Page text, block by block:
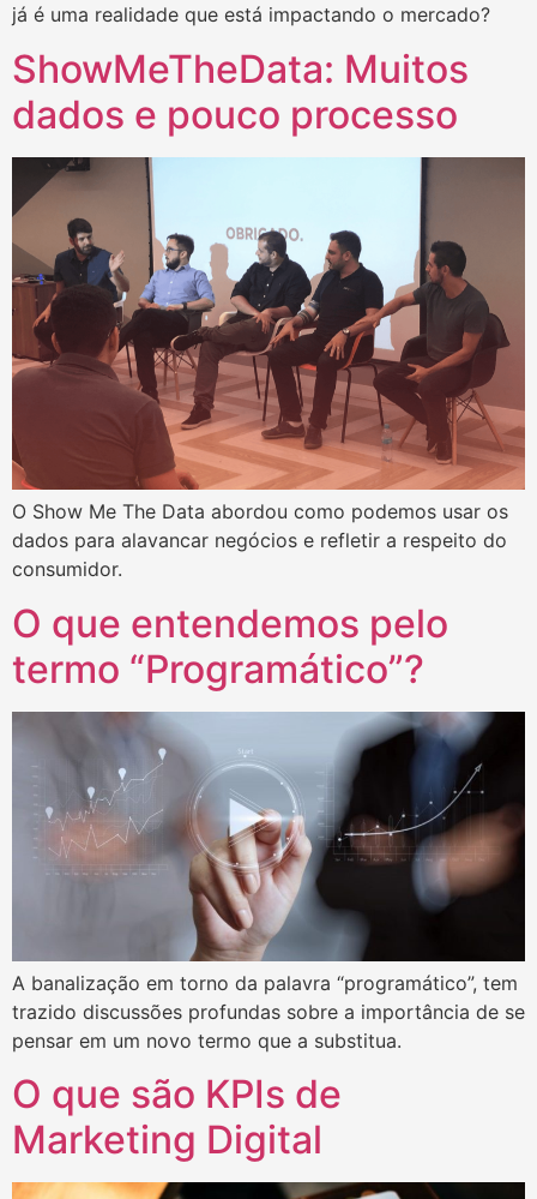
já é uma realidade que está impactando o mercado?
ShowMeTheData: Muitos
dados e pouco processo
O Show Me The Data abordou como podemos usar os
dados para alavancar negócios e refletir a respeito do
consumidor.
O que entendemos pelo
termo “Programático”?
A banalização em torno da palavra “programático”, tem
trazido discussões profundas sobre a importância de se
pensar em um novo termo que a substitua.
O que são KPIs de
Marketing Digital